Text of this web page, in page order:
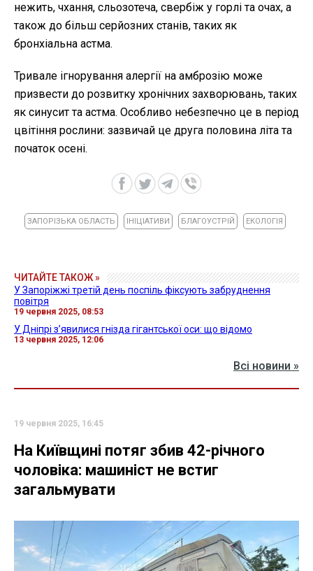
нежить, чхання, сльозотеча, свербіж у горлі та очах, а
також до більш серйозних станів, таких як
бронхіальна астма.
Тривале ігнорування алергії на амброзію може
призвести до розвитку хронічних захворювань, таких
як синусит та астма. Особливо небезпечно це в період
цвітіння рослини: зазвичай це друга половина літа та
початок осені.
ЗАПОРІЗЬКА ОБЛАСТЬ ІНІЦІАТИВИ БЛАГОУСТРІЙ ЕКОЛОГІЯ
ЧИТАЙТЕ ТАКОЖ »
У Запоріжжі третій день поспіль фіксують забруднення
повітря
19 червня 2025, 08:53
У Дніпрі з’явилися гнізда гігантської оси: що відомо
13 червня 2025, 12:06
Всі новини »
19 червня 2025, 16:45
На Київщині потяг збив 42-річного
чоловіка: машиніст не встиг
загальмувати